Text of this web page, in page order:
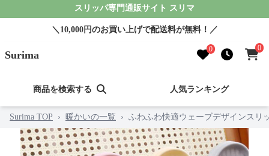
スリッパ専門通販サイト スリマ
＼10,000円のお買い上げで配送料が無料！／
Surima 0 0
商品を検索する 人気ランキング
Surima TOP › 暖かいの一覧 › ふわふわ快適ウェーブデザインスリ